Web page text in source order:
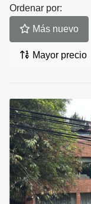
Ordenar por:
Más nuevo
Mayor precio